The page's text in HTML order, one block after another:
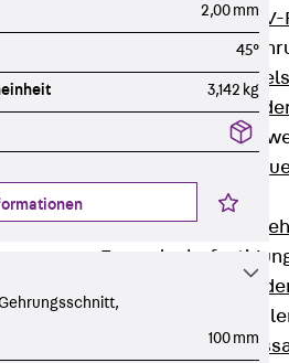
FIBERNOX®
Zurück
GRIPRIP®
Zurück
2,00 mm
45°
3,142 kg
100 mm